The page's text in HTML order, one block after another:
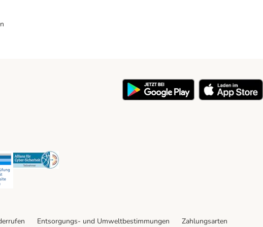
Security Security
Entsorgungs- und Umweltbestimmungen Zahlungsarten